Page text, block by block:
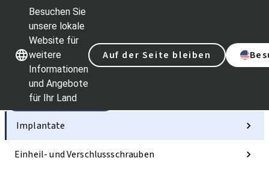
Besuchen Sie
unsere lokale
Website für
weitere
Informationen
und Angebote
für Ihr Land
Auf der Seite bleiben
Unsere MarkenUnsere Marken
Kategorien
Implantate
Einheil- und Verschlussschrauben